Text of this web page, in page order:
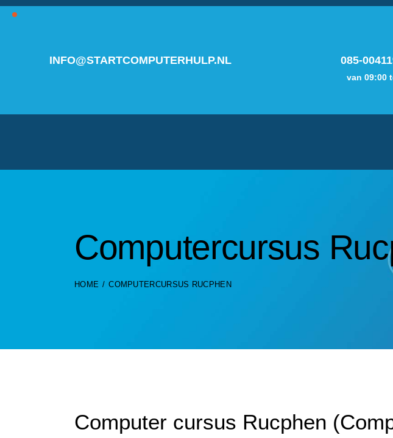
INFO@STARTCOMPUTERHULP.NL 085-
van 09:00
Computercursus
HOME COMPUTERCURSUS RUCPHEN
Computer cursus Rucphen